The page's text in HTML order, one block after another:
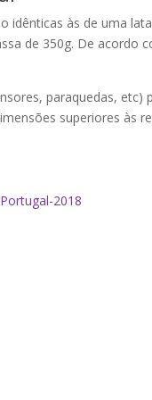
idênticas às de uma
de 350g. De acordo
paraquedas,
superiores às
2018